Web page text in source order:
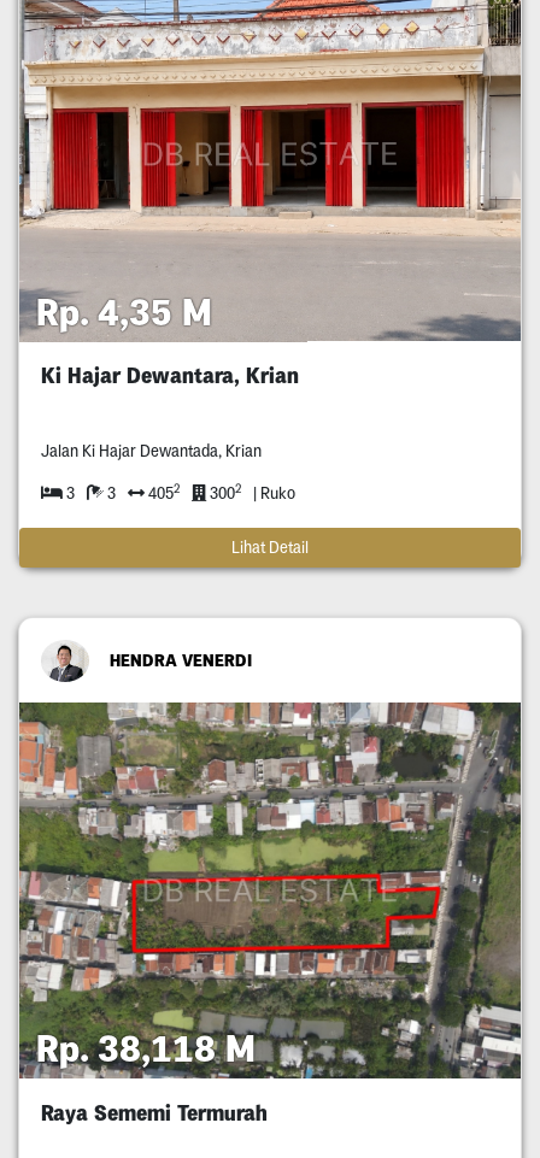
Rp. 4,35 M
Ki Hajar Dewantara, Krian
Jalan Ki Hajar Dewantada, Krian
3 3 4052 3002 | Ruko
Lihat Detail
HENDRA VENERDI
Rp. 38,118 M
Raya Sememi Termurah